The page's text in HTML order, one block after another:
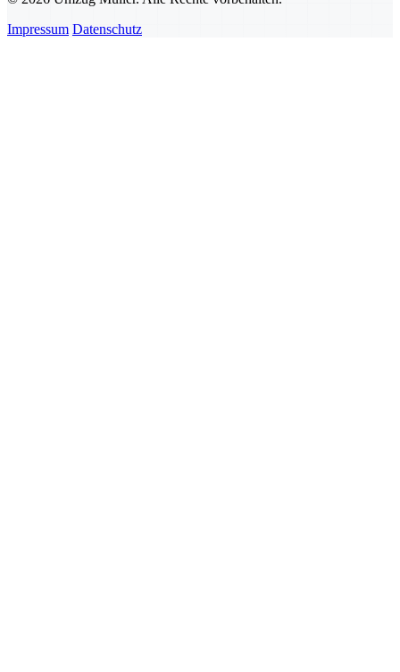
Impressum Datenschutz